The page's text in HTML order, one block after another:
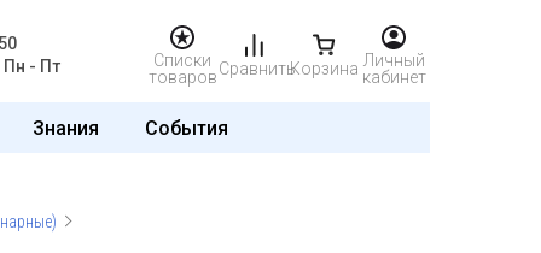
Пн - Пт
Списки
товаровСравнитьКорзина Личный
кабинет
Знания События